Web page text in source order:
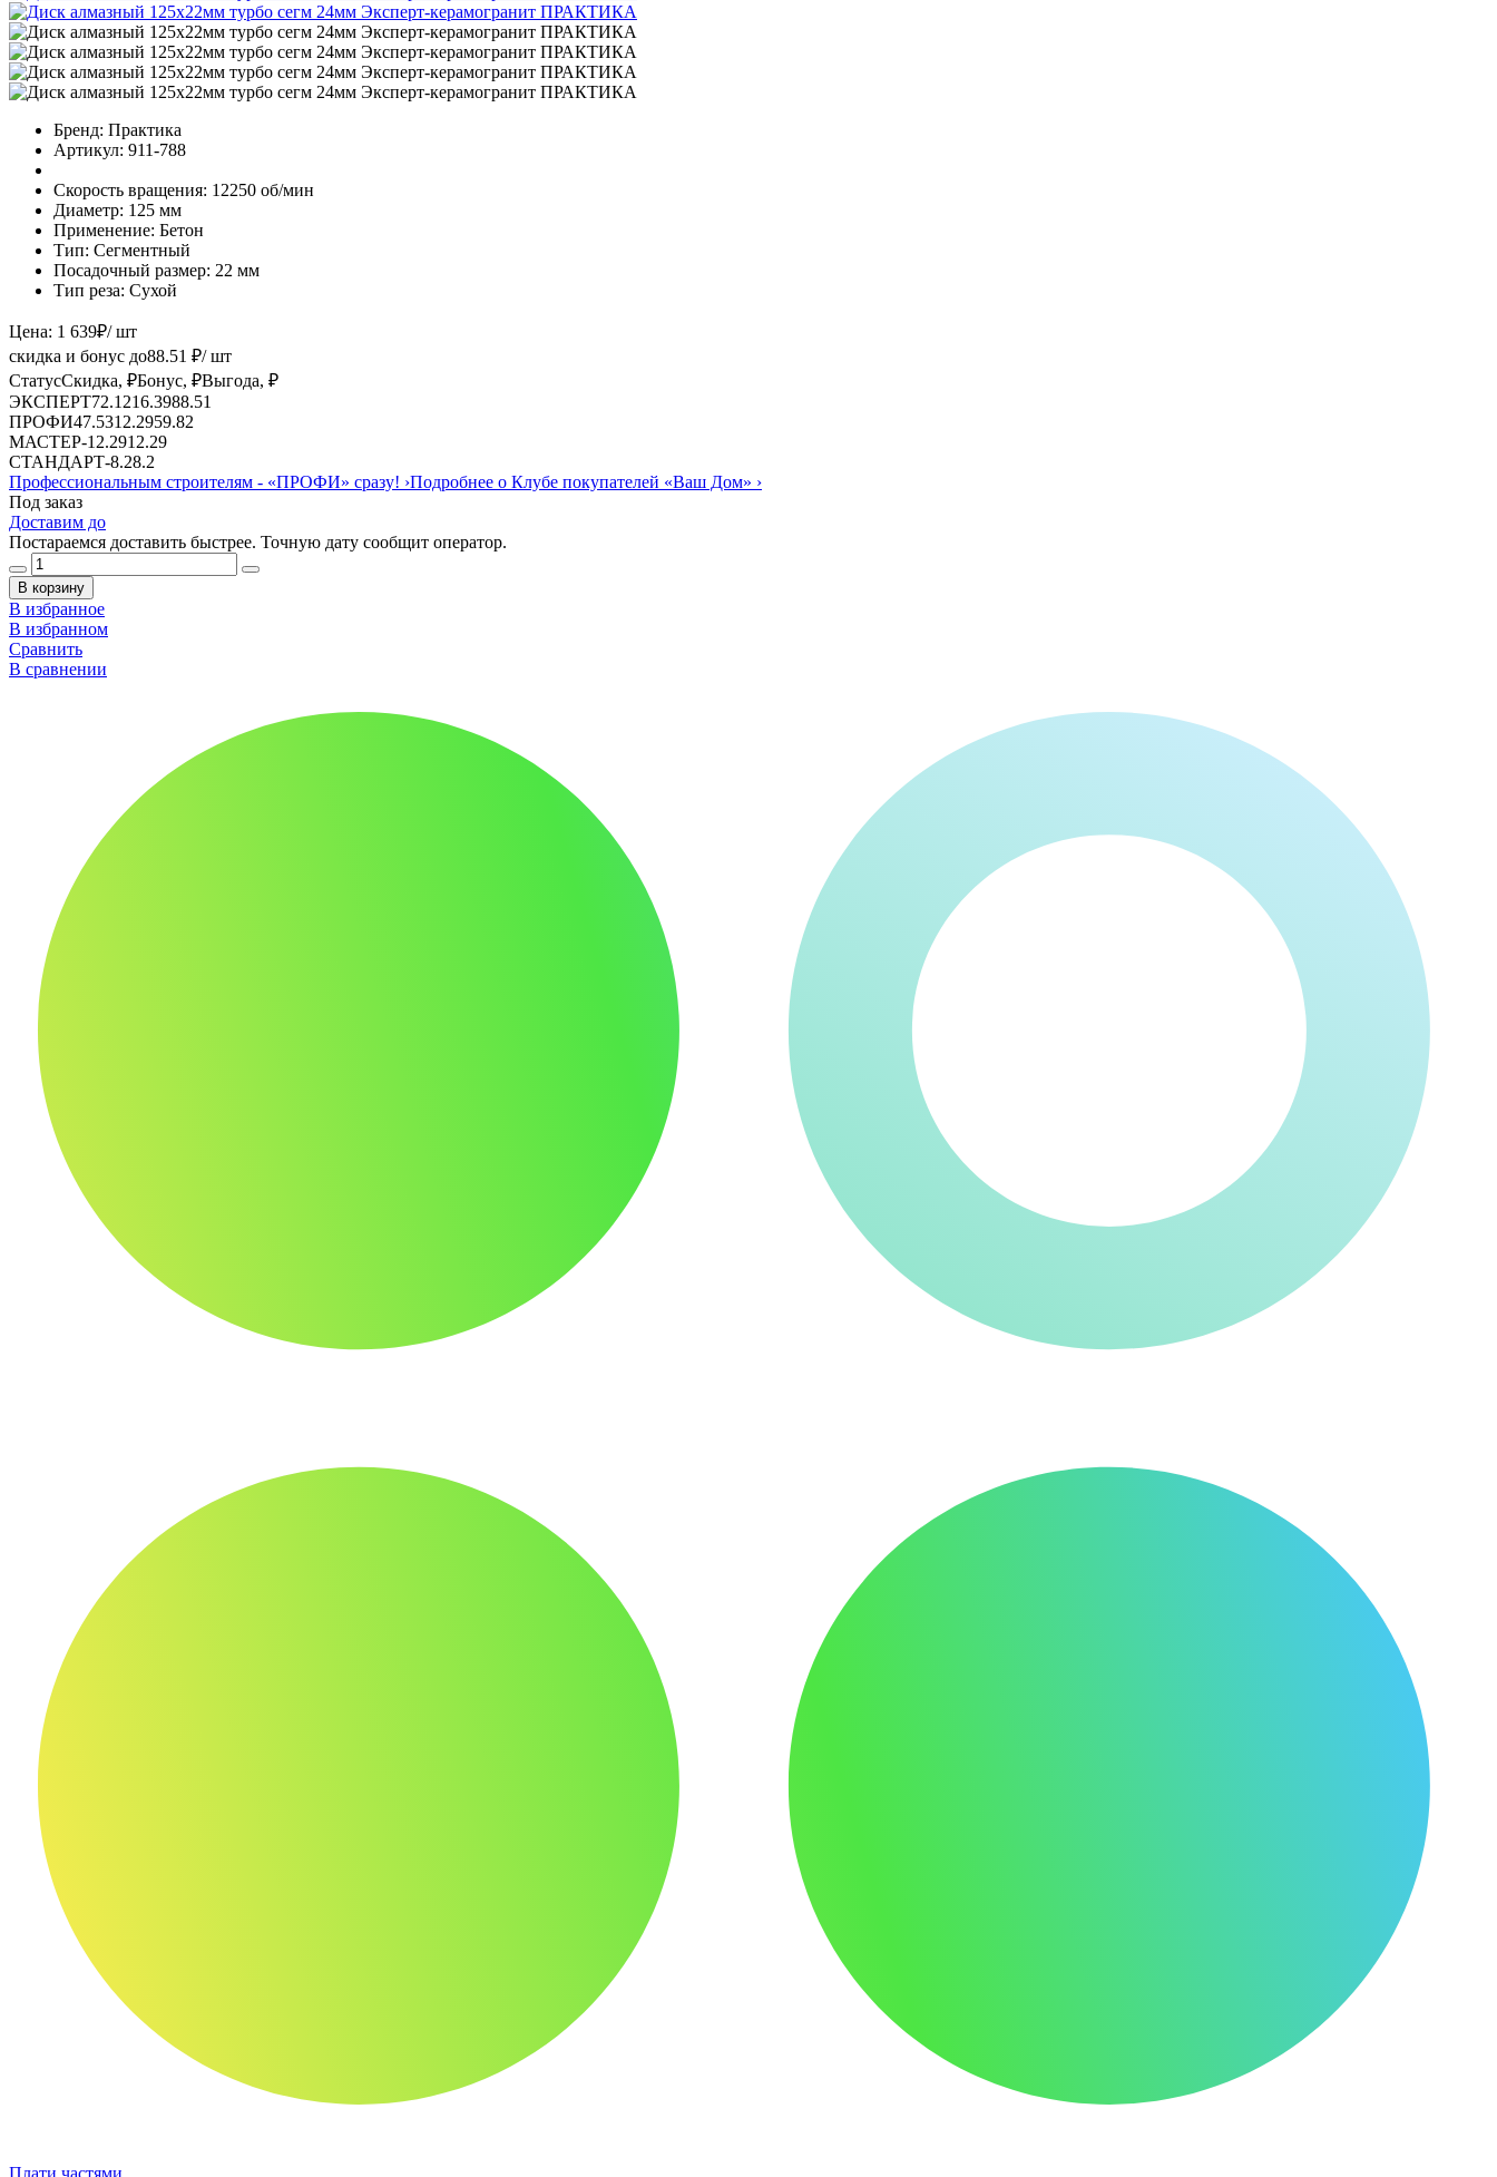
Бренд: Практика
Артикул: 911-788
Скорость вращения: 12250 об/мин
Диаметр: 125 мм
Применение: Бетон
Тип: Сегментный
Посадочный размер: 22 мм
Тип реза: Сухой
Цена: 1 639₽/ шт
скидка и бонус до88.51 ₽/ шт
СтатусСкидка, ₽Бонус, ₽Выгода, ₽
ЭКСПЕРТ72.1216.3988.51
ПРОФИ47.5312.2959.82
МАСТЕР-12.2912.29
СТАНДАРТ-8.28.2
Профессиональным строителям - «ПРОФИ» сразу! ›Подробнее о Клубе покупателей «Ваш Дом» ›
Под заказ
Доставим до
Постараемся доставить быстрее. Точную дату сообщит оператор.
В корзину
В избранное
В избранном
Сравнить
В сравнении
Плати частями